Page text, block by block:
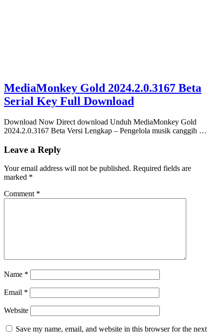
MediaMonkey Gold 2024.2.0.3167 Beta
Serial Key Full Download
Download Now Direct download Unduh MediaMonkey Gold
2024.2.0.3167 Beta Versi Lengkap – Pengelola musik canggih …
Leave a Reply
Your email address will not be published. Required fields are
marked *
Comment *
Name *
Email *
Website
Save my name, email, and website in this browser for the next